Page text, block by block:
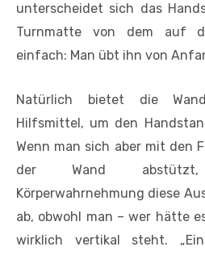
unterscheidet sich das
Turnmatte von dem auf
einfach: Man übt ihn von
Natürlich bietet die
Hilfsmittel, um den
Wenn man sich aber mit den
der Wand
Körperwahrnehmung diese
ab, obwohl man – wer hätte
wirklich vertikal steht.